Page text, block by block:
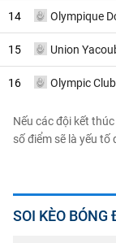
14 Olympique
15 Union
16 Olympic
Nếu các đội kết
số điểm sẽ là yếu tố
SOI KÈO BÓNG